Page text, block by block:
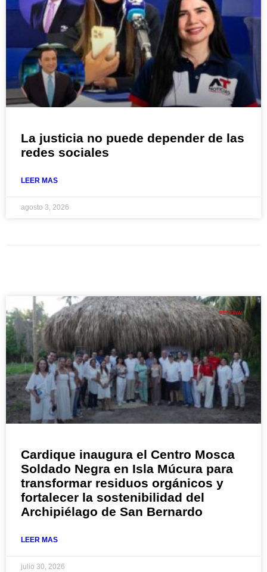
La justicia no puede depender de las
redes sociales
LEER MAS
agosto 3, 2026
REGIONAL
Cardique inaugura el Centro Mosca
Soldado Negra en Isla Múcura para
transformar residuos orgánicos y
fortalecer la sostenibilidad del
Archipiélago de San Bernardo
LEER MAS
julio 30, 2026